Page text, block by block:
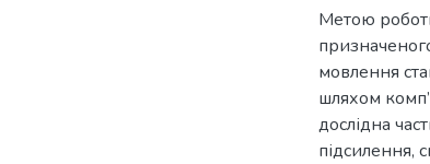
Метою
мовлення
шляхом
дослідна
підсилення,